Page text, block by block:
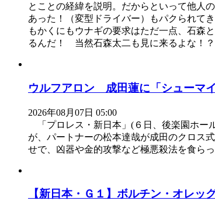
とことの経緯を説明。だからといって他人
あった！（変型ドライバー）もパクられて
もかくにもウナギの要求はただ一点、石森
るんだ！ 当然石森太二も見に来るよな！
ウルフアロン 成田蓮に「シューマ
2026年08月07日 05:00
「プロレス・新日本」(６日、後楽園ホー
が、パートナーの松本達哉が成田のクロス
せで、凶器や金的攻撃など極悪殺法を食ら
【新日本・Ｇ１】ボルチン・オレ